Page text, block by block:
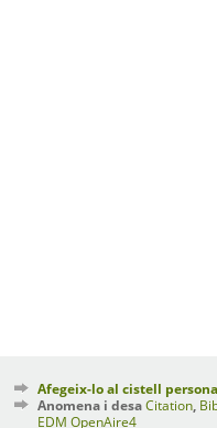
Afegeix-lo al cistell
Anomena i desaCitation
EDM OpenAire4